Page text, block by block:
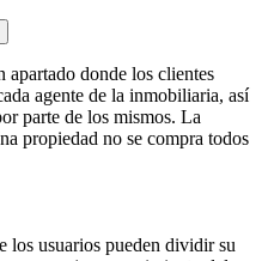
apartado donde los clientes
agente de la inmobiliaria, así
parte de los mismos. La
propiedad no se compra todos
los usuarios pueden dividir su